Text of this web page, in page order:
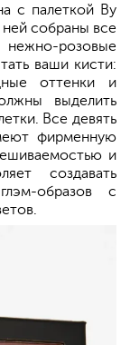
с палеткой By
собраны все
розовые
ваши кисти:
оттенки и
выделить
Все девять
фирменную
и
создавать
образов с